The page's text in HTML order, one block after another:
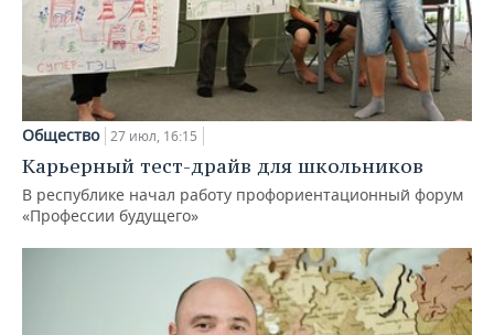
Общество 27 июл, 16:15
Карьерный тест-драйв для школьников
В республике начал работу профориентационный форум
«Профессии будущего»